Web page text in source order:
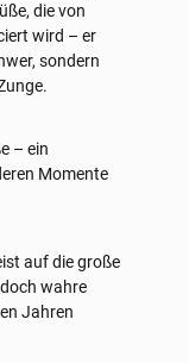
die von
wird – er
sondern
– ein
Momente
auf die große
wahre
Jahren